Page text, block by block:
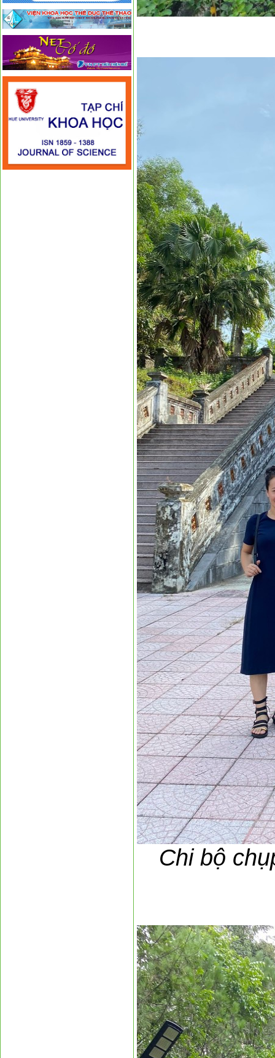
Chi bộ